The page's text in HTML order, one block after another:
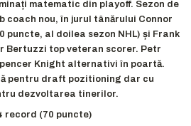
matematic din playoff. Sezon de
coach nou, în jurul tânărului Connor
puncte, al doilea sezon NHL) și Frank
Bertuzzi top veteran scorer. Petr
Knight alternativi în poartă.
pentru draft pozitioning dar cu
dezvoltarea tinerilor.
record (70 puncte)